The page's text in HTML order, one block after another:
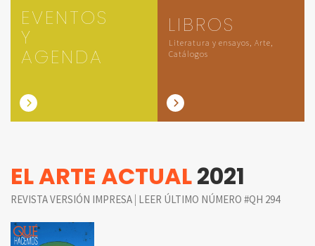
EVENTOS
Y
AGENDA
LIBROS
Literatura y ensayos, Arte,
Catálogos
EL ARTE ACTUAL2021
REVISTA VERSIÓN IMPRESA | LEER ÚLTIMO NÚMERO #QH 294